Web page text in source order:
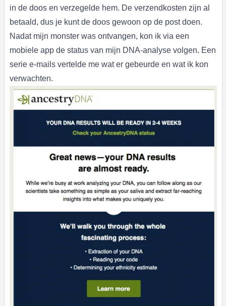
in de doos en verzegelde hem. De verzendkosten zijn al
betaald, dus je kunt de doos gewoon op de post doen.
Nadat mijn monster was ontvangen, kon ik via een
mobiele app de status van mijn DNA-analyse volgen. Een
serie e-mails vertelde me wat er gebeurde en wat ik kon
verwachten.